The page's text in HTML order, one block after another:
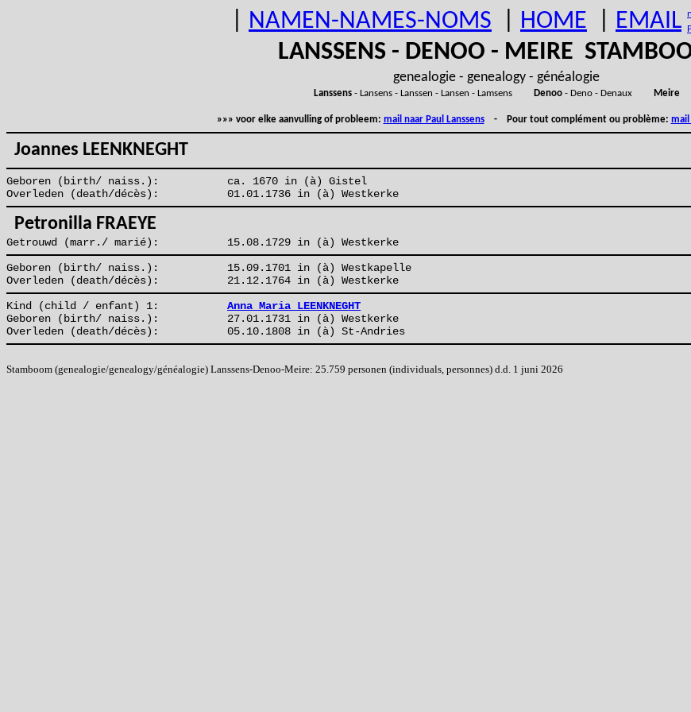
NAMEN-NAMES-NOMS HOME EMAIL
LANSSENS - DENOO - MEIRE
genealogie - genealogy - généalogie
Lanssens- Lansens - Lanssen - Lansen - Lamsens Denoo- Deno - Denaux Meire
»»» voor elke aanvulling of probleem: mail naar Paul Lanssens- Pour tout complément ou problème: mail
Joannes LEENKNEGHT
Geboren (birth/ naiss.):
ca. 1670 in (à) Gistel
Overleden (death/décès):
01.01.1736 in (à) Westkerke
Petronilla FRAEYE
Getrouwd (marr./ marié):
15.08.1729 in (à) Westkerke
Geboren (birth/ naiss.):
15.09.1701 in (à) Westkapelle
Overleden (death/décès):
21.12.1764 in (à) Westkerke
Kind (child / enfant) 1:
Anna Maria LEENKNEGHT
Geboren (birth/ naiss.):
27.01.1731 in (à) Westkerke
Overleden (death/décès):
05.10.1808 in (à) St-Andries
Stamboom (genealogie/genealogy/généalogie) Lanssens-Denoo-Meire: 25.759 personen (individuals, personnes) d.d. 1 juni 2026